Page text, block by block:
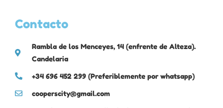
Contacto
Rambla de los Menceyes, 14 (enfrente de Alteza).
Candelaria
+34 696 452 299 (Preferiblemente por whatsapp)
cooperscity@gmail.com